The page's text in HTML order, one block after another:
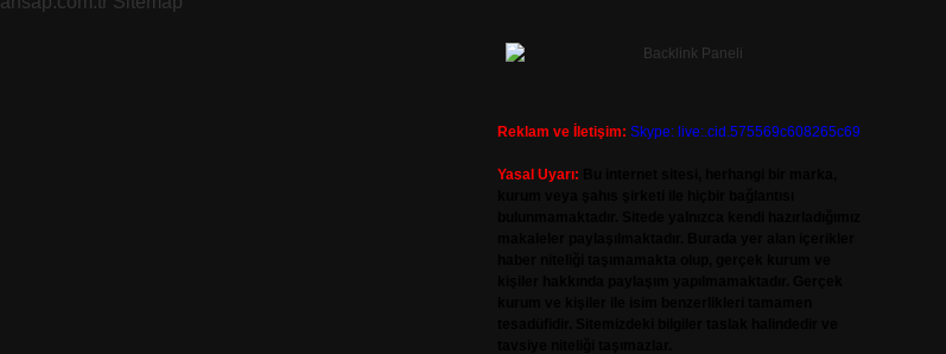
Reklam ve İletişim: Skype: live:.cid.575569c608265c69
Yasal Uyarı: